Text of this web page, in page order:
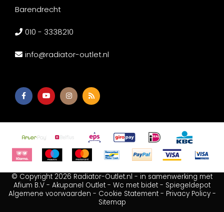
Barendrecht
010 - 3338210
info@radiator-outlet.nl
© Copyright 2026 Radiator-Outlet.nl - in samenwerking met
Afium B.V - Akupanel Outlet - Wc met bidet - Spiegeldepot
Algemene voorwaarden - Cookie Statement- Privacy Policy-
Sitemap